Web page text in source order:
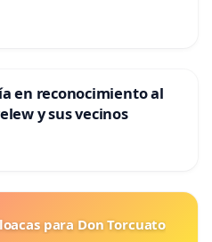
en reconocimiento al
y sus vecinos
para Don Torcuato